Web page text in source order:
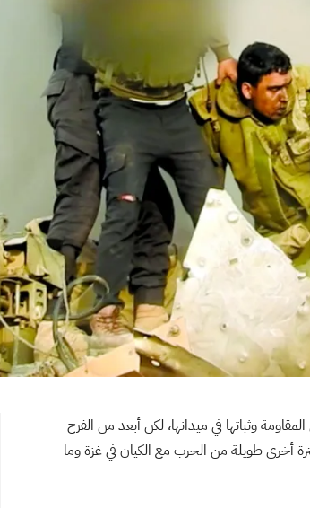
وثباتها في ميدانها، لكن أبعد من الفرح
أخرى طويلة من الحرب مع الكيان في غزة وما